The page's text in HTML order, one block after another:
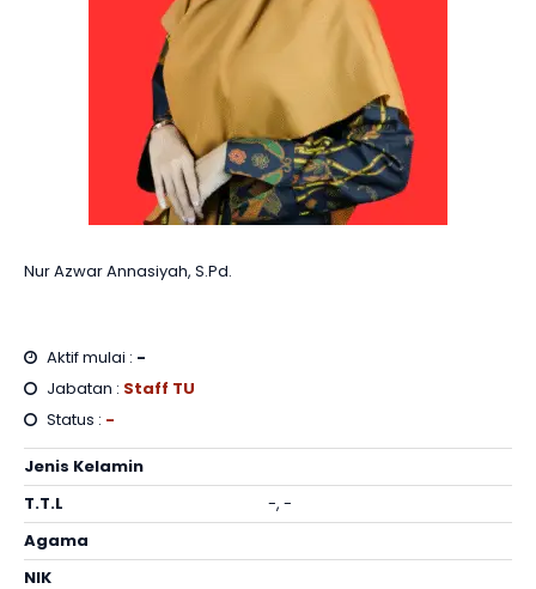
Nur Azwar Annasiyah, S.Pd.
Aktif mulai : -
Jabatan : Staff TU
Status : -
Jenis Kelamin
T.T.L
-, -
Agama
NIK